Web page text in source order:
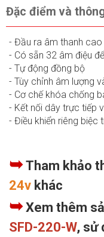
Đặc điểm và
- Đầu ra âm thanh
- Có sẵn 32 âm điệu
- Tự động đồng bộ
- Tùy chỉnh âm lượng
- Cơ chế khóa chống
- Kết nối dây trực tiếp
- Điều khiển riêng biệc
➥Tham khảo
24v khác
➥Xem thêm
SFD-220-W, sử